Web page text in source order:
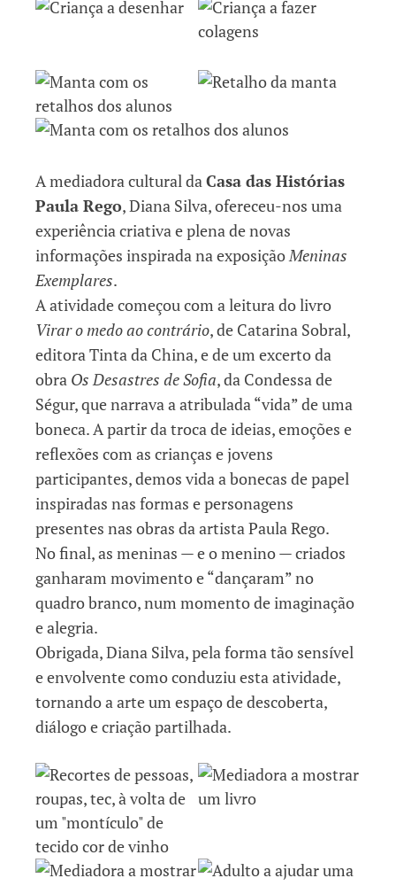
A mediadora cultural da Casa das Histórias
Paula Rego, Diana Silva, ofereceu-nos uma
experiência criativa e plena de novas
informações inspirada na exposição Meninas
Exemplares.
A atividade começou com a leitura do livro
Virar o medo ao contrário, de Catarina Sobral,
editora Tinta da China, e de um excerto da
obra Os Desastres de Sofia, da Condessa de
Ségur, que narrava a atribulada “vida” de uma
boneca. A partir da troca de ideias, emoções e
reflexões com as crianças e jovens
participantes, demos vida a bonecas de papel
inspiradas nas formas e personagens
presentes nas obras da artista Paula Rego.
No final, as meninas — e o menino — criados
ganharam movimento e “dançaram” no
quadro branco, num momento de imaginação
e alegria.
Obrigada, Diana Silva, pela forma tão sensível
e envolvente como conduziu esta atividade,
tornando a arte um espaço de descoberta,
diálogo e criação partilhada.